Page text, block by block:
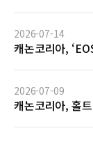
2026-07-14
캐논코리아,
2026-07-09
캐논코리아, 홀